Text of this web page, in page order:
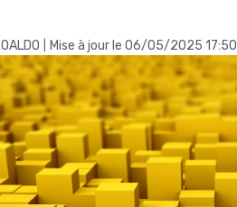
Mise à jour le 06/05/2025 17:50